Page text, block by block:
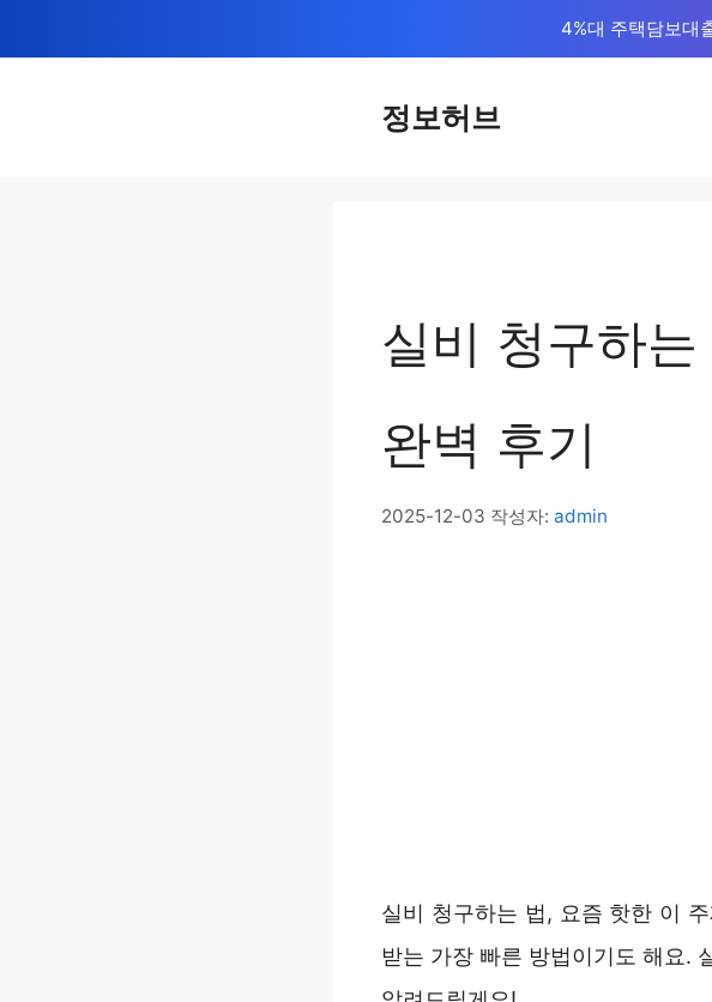
텐
4%대 주택담보대
정보허브
실비 청구하
완벽 후기
2025-12-03 작성자: admin
실비 청구하는 법, 요즘 핫한 이
받는 가장 빠른 방법이기도 해요.